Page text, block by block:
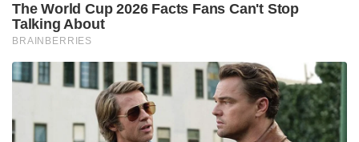
The World Cup 2026 Facts Fans Can't Stop
Talking About
BRAINBERRIES